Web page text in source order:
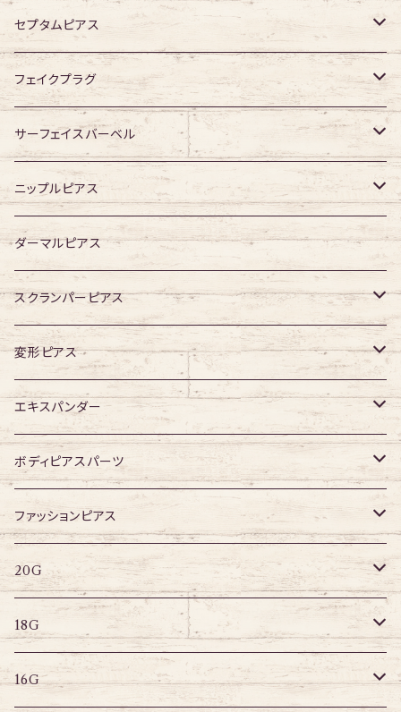
ジュエル無し
ジュエル有り
サージカルチタン
ジュエル無し
ジュエル有り
ジュエル無し
ジュエル有り
セプタムピアス
ジュエル無し
ジュエル有り
フェイクプラグ
ジュエル無し
ジュエル有り
サーフェイスバーベル
ジュエル無し
ジュエル有り
ニップルピアス
ジュエル無し
ジュエル有り
ダーマルピアス
スクランパーピアス
16G
14G
変形ピアス
ジュエル無し
ジュエル有り
エキスパンダー
316Lサージカルステンレス
アクリル
その他
ボディピアスパーツ
ネジタイプ
20G
18G
はめ込みタイプ
ファッションピアス
ポストピアス
リングピアス
その他
20G
キャプティブリング
ラブレット
18G
キャプティブリング
16G